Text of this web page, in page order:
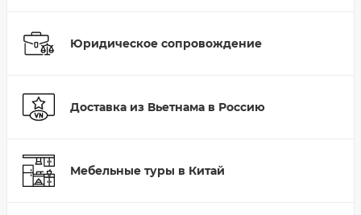
Юридическое сопровождение
Доставка из Вьетнама в Россию
Мебельные туры в Китай